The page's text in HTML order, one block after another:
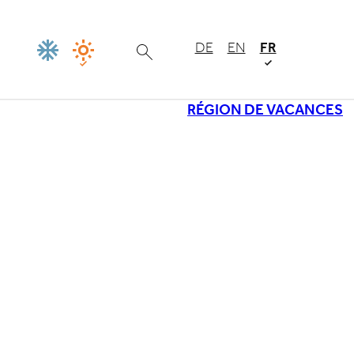
DE EN FR
RÉGION DE VACANCES